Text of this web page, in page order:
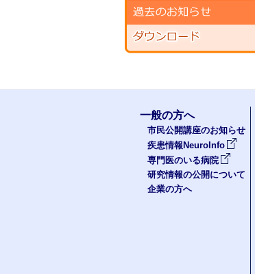
一般の方へ
市民公開講座のお知らせ
疾患情報NeuroInfo
専門医のいる病院
研究情報の公開について
企業の方へ